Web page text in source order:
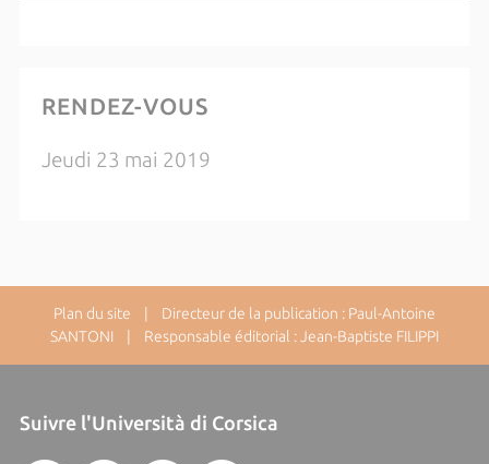
RENDEZ-VOUS
Jeudi 23 mai 2019
Plan du site | Directeur de la publication : Paul-Antoine
SANTONI | Responsable éditorial : Jean-Baptiste FILIPPI
Suivre l'Università di Corsica